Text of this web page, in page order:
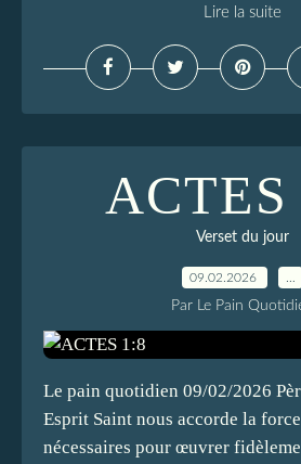
Lire la suite
ACTES
Verset du jour
09.02.2026
Par Le Pain
Le pain quotidien 09/02/2026
Esprit Saint nous accorde la
nécessaires pour œuvrer